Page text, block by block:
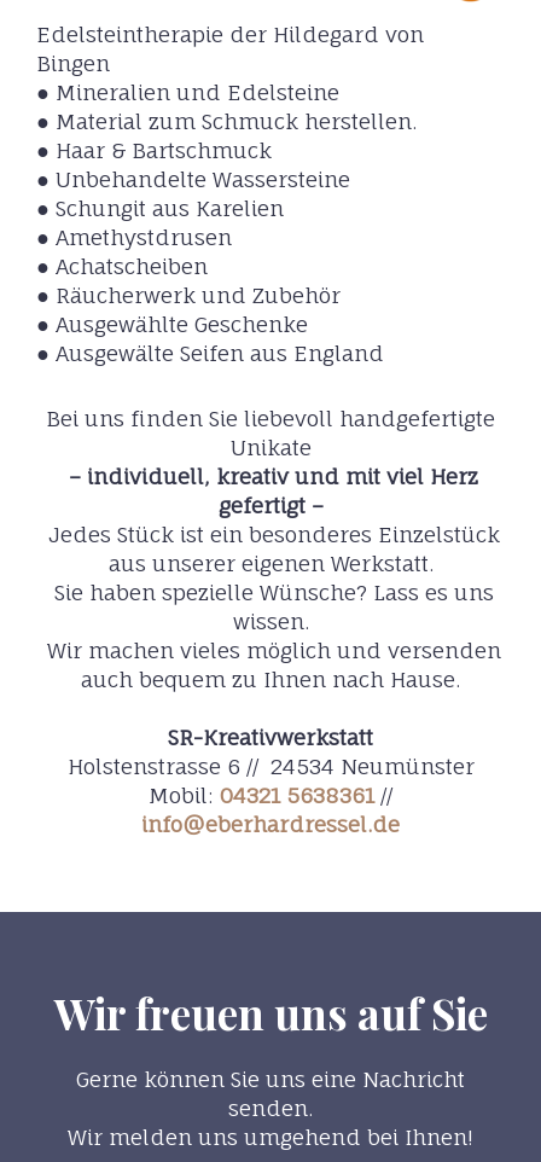
Edelsteintherapie der Hildegard von
Bingen
● Mineralien und Edelsteine
● Material zum Schmuck herstellen.
● Haar & Bartschmuck
● Unbehandelte Wassersteine
● Schungit aus Karelien
● Amethystdrusen
● Achatscheiben
● Räucherwerk und Zubehör
● Ausgewählte Geschenke
● Ausgewälte Seifen aus England
Bei uns finden Sie liebevoll handgefertigte
Unikate
– individuell, kreativ und mit viel Herz
gefertigt –
Jedes Stück ist ein besonderes Einzelstück
aus unserer eigenen Werkstatt.
Sie haben spezielle Wünsche? Lass es uns
wissen.
Wir machen vieles möglich und versenden
auch bequem zu Ihnen nach Hause.
SR-Kreativwerkstatt
Holstenstrasse 6 // 24534 Neumünster
Mobil: 04321 5638361//
info@eberhardressel.de
Wir freuen uns auf Sie
Gerne können Sie uns eine Nachricht
senden.
Wir melden uns umgehend bei Ihnen!